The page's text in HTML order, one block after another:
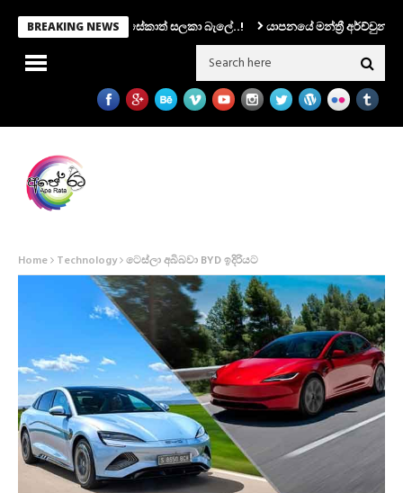
BREAKING NEWS
එරාන්ට.. ෆොන්සේකාත් සලකා බැලේ..! යාපනයේ මන්ත්‍රී අර්ච්චුනා
Home Technology ටෙස්ලා අබිබවා BYD ඉදිරියට